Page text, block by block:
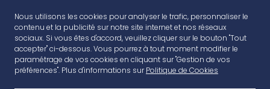
Nous utilisons les cookies pour analyser le trafic, personnaliser le
contenu et la publicité sur notre site internet et nos réseaux
sociaux. Si vous êtes d'accord, veuillez cliquer sur le bouton "Tout
accepter" ci-dessous. Vous pourrez à tout moment modifier le
paramétrage de vos cookies en cliquant sur "Gestion de vos
préférences". Plus d'informations surPolitique de Cookies